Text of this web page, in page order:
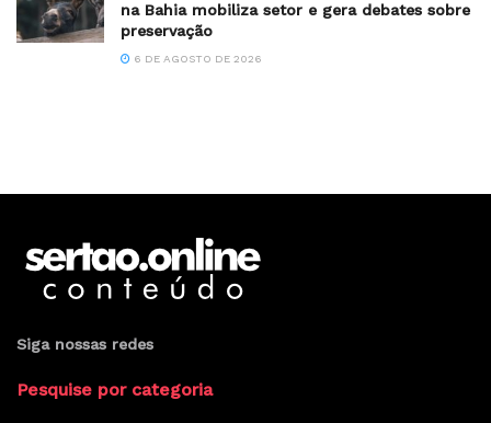
na Bahia mobiliza setor e gera debates sobre
preservação
6 DE AGOSTO DE 2026
Siga nossas redes
Pesquise por categoria